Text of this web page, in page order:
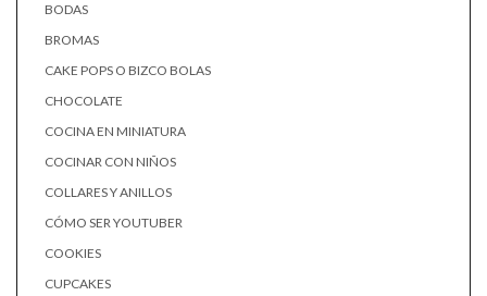
BODAS
BROMAS
CAKE POPS O BIZCO BOLAS
CHOCOLATE
COCINA EN MINIATURA
COCINAR CON NIÑOS
COLLARES Y ANILLOS
CÓMO SER YOUTUBER
COOKIES
CUPCAKES